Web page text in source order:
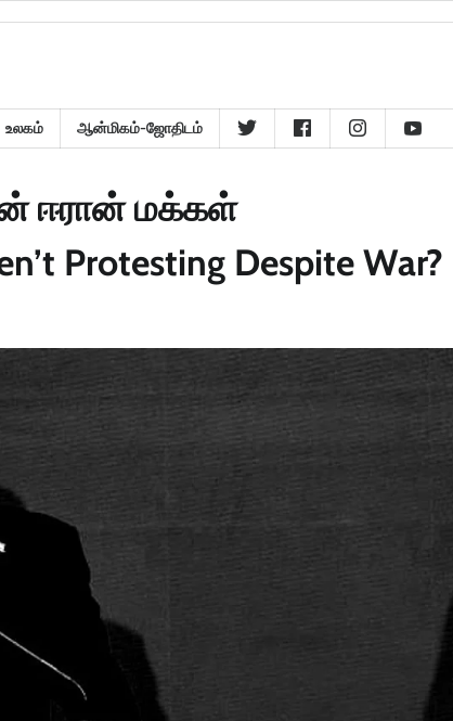
உலகம் ஆன்மிகம்-ஜோதிடம்
ஈரான் மக்கள்
Protesting Despite War?